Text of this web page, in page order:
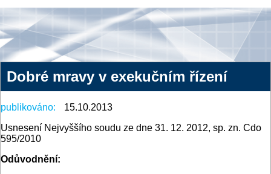
Dobré mravy v exekučním řízení
publikováno:
15.10.2013
Usnesení Nejvyššího soudu ze dne 31. 12. 2012, sp. zn. Cdo
595/2010
Odůvodnění: